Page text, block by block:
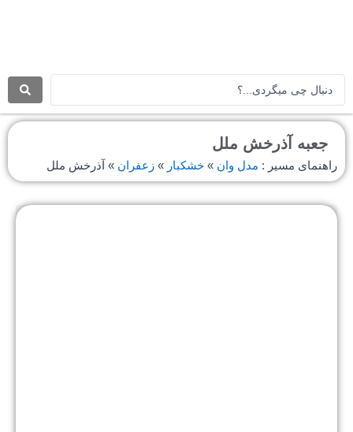
.
.
جعبه آذرخش ملل
راهنمای مسیر : مدل وان » خشکبار » زعفران » آذرخش ملل